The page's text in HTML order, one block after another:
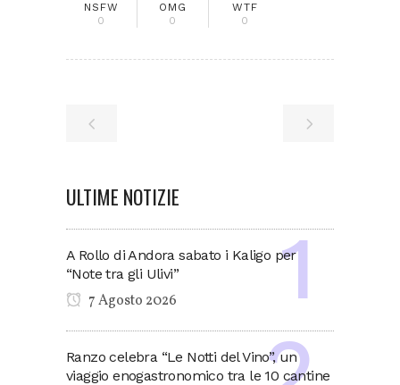
NSFW
0
OMG
0
WTF
0
ULTIME NOTIZIE
A Rollo di Andora sabato i Kaligo per
“Note tra gli Ulivi”
7 Agosto 2026
Ranzo celebra “Le Notti del Vino”, un
viaggio enogastronomico tra le 10 cantine